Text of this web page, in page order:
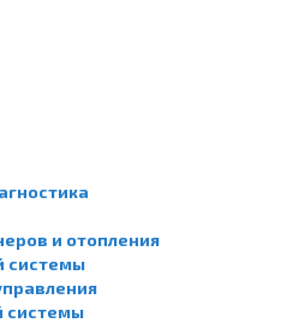
и отопления
системы
системы